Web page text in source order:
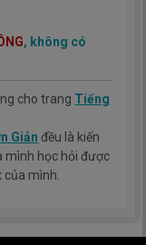
, không có
cho trang Tiếng
Giản đều là kiến
mình học hỏi được
của mình.
sẽ giúp các bạn